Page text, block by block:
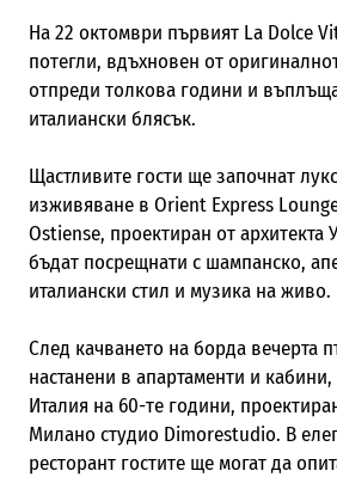
На 22 октомври първият La Dolce
потегли, вдъхновен от
отпреди толкова години и
италиански блясък.
Щастливите гости ще започнат
изживяване в Orient Express
Ostiense, проектиран от архитекта
бъдат посрещнати с шампанско,
италиански стил и музика на живо.
След качването на борда вечерта
настанени в апартаменти и
Италия на 60-те години,
Милано студио Dimorestudio. В
ресторант гостите ще могат да